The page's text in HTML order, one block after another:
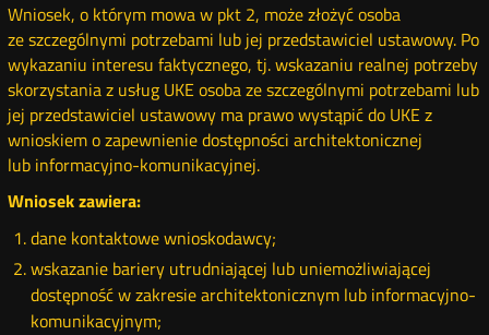
Wniosek, o którym mowa w pkt 2, może złożyć osoba
ze szczególnymi potrzebami lub jej przedstawiciel ustawowy. Po
wykazaniu interesu faktycznego, tj. wskazaniu realnej potrzeby
skorzystania z usług UKE osoba ze szczególnymi potrzebami lub
jej przedstawiciel ustawowy ma prawo wystąpić do UKE z
wnioskiem o zapewnienie dostępności architektonicznej
lub informacyjno-komunikacyjnej.
Wniosek zawiera:
dane kontaktowe wnioskodawcy;
wskazanie bariery utrudniającej lub uniemożliwiającej
dostępność w zakresie architektonicznym lub informacyjno-
komunikacyjnym;